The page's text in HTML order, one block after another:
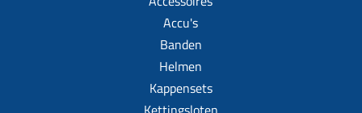
Accu's
Banden
Helmen
Kappensets